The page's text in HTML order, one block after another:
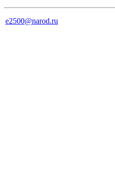
e2500@narod.ru